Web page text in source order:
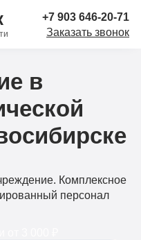
+7 903 646-20-71
Заказать звонок
в
Комплексное
персонал